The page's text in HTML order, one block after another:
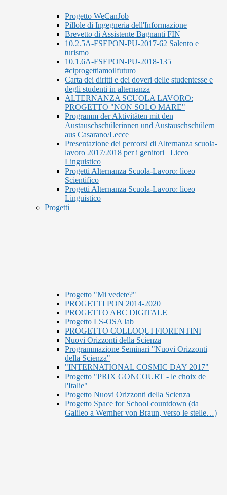
Progetto WeCanJob
Pillole di Ingegneria dell'Informazione
Brevetto di Assistente Bagnanti FIN
10.2.5A-FSEPON-PU-2017-62 Salento e
turismo
10.1.6A-FSEPON-PU-2018-135
#ciprogettiamoilfuturo
Carta dei diritti e dei doveri delle studentesse e
degli studenti in alternanza
ALTERNANZA SCUOLA LAVORO:
PROGETTO "NON SOLO MARE"
Programm der Aktivitäten mit den
Austauschschülerinnen und Austauschschülern
aus Casarano/Lecce
Presentazione dei percorsi di Alternanza scuola-
lavoro 2017/2018 per i genitori_ Liceo
Linguistico
Progetti Alternanza Scuola-Lavoro: liceo
Scientifico
Progetti Alternanza Scuola-Lavoro: liceo
Linguistico
Progetti
Progetto "Mi vedete?"
PROGETTI PON 2014-2020
PROGETTO ABC DIGITALE
Progetto LS-OSA lab
PROGETTO COLLOQUI FIORENTINI
Nuovi Orizzonti della Scienza
Programmazione Seminari "Nuovi Orizzonti
della Scienza"
"INTERNATIONAL COSMIC DAY 2017"
Progetto "PRIX GONCOURT - le choix de
l'Italie"
Progetto Nuovi Orizzonti della Scienza
Progetto Space for School countdown (da
Galileo a Wernher von Braun, verso le stelle…)